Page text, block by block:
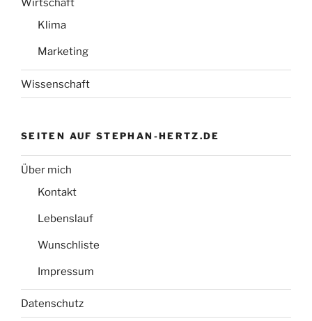
Wirtschaft
Klima
Marketing
Wissenschaft
SEITEN AUF STEPHAN-HERTZ.DE
Über mich
Kontakt
Lebenslauf
Wunschliste
Impressum
Datenschutz